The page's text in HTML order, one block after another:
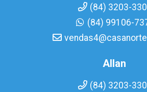
(84) 3203-
(84) 99106-
Allan
(84) 3203-